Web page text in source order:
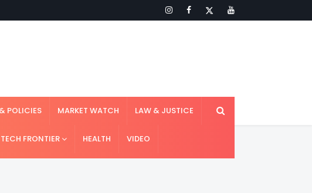
POLICIES MARKET WATCH LAW & JUSTICE
TECH FRONTIER HEALTH VIDEO